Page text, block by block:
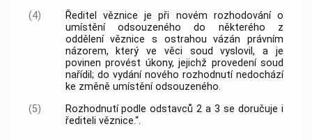
(4)
Ředitel věznice je při novém rozhodování o
umístění odsouzeného do některého z
oddělení věznice s ostrahou vázán právním
názorem, který ve věci soud vyslovil, a je
povinen provést úkony, jejichž provedení soud
nařídil; do vydání nového rozhodnutí nedochází
ke změně umístění odsouzeného.
(5)
Rozhodnutí podle odstavců 2 a 3 se doručuje i
řediteli věznice.“.